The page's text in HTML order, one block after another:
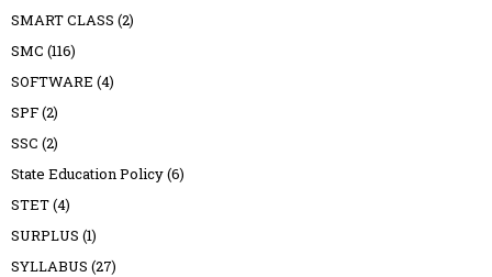
SMART CLASS (2)
SMC (116)
SOFTWARE (4)
SPF(2)
SSC (2)
State Education Policy(6)
STET(4)
SURPLUS (1)
SYLLABUS (27)